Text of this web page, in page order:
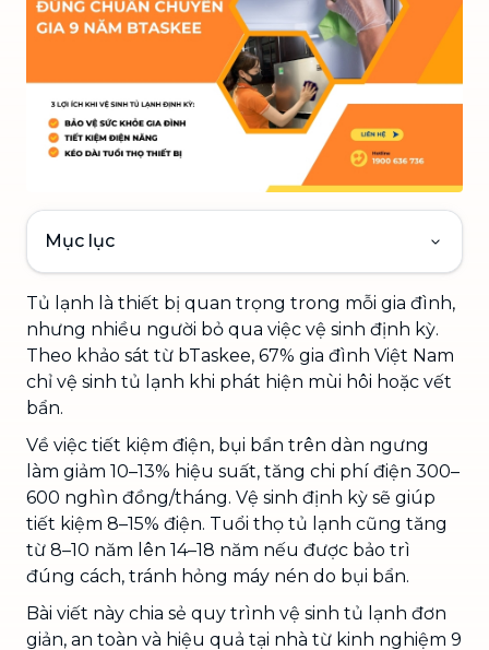
Mục lục
Tủ lạnh là thiết bị quan trọng trong mỗi gia đình,
nhưng nhiều người bỏ qua việc vệ sinh định kỳ.
Theo khảo sát từ bTaskee, 67% gia đình Việt Nam
chỉ vệ sinh tủ lạnh khi phát hiện mùi hôi hoặc vết
bẩn.
Về việc tiết kiệm điện, bụi bẩn trên dàn ngưng
làm giảm 10–13% hiệu suất, tăng chi phí điện 300–
600 nghìn đồng/tháng. Vệ sinh định kỳ sẽ giúp
tiết kiệm 8–15% điện. Tuổi thọ tủ lạnh cũng tăng
từ 8–10 năm lên 14–18 năm nếu được bảo trì
đúng cách, tránh hỏng máy nén do bụi bẩn.
Bài viết này chia sẻ quy trình vệ sinh tủ lạnh đơn
giản, an toàn và hiệu quả tại nhà từ kinh nghiệm 9